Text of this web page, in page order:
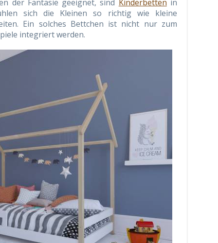
der Fantasie geeignet, sind Kinderbetten in
sich die Kleinen so richtig wie kleine
Ein solches Bettchen ist nicht nur zum
integriert werden.